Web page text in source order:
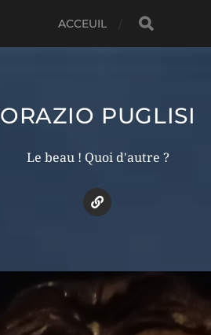
ACCEUIL
ORAZIO PUGLISI
Le beau ! Quoi d'autre ?